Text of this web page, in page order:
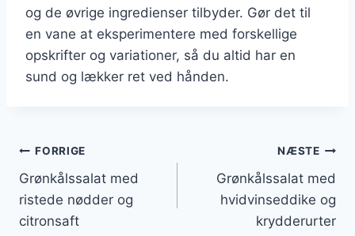
og de øvrige ingredienser tilbyder. Gør det til
en vane at eksperimentere med forskellige
opskrifter og variationer, så du altid har en
sund og lækker ret ved hånden.
Indlægsnavigation
FORRIGE
Grønkålssalat med
ristede nødder og
citronsaft
NÆSTE
Grønkålssalat med
hvidvinseddike og
krydderurter